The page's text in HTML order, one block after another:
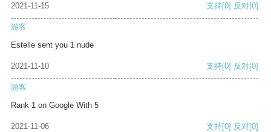
2021-11-15 支持[0] 反对[0]
游客
Estelle sent you 1 nude
2021-11-10 支持[0] 反对[0]
游客
Rank 1 on Google With 5
2021-11-06 支持[0] 反对[0]